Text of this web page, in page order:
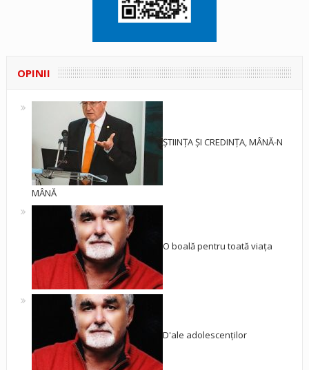
OPINII
ȘTIINȚA ȘI CREDINȚA, MÂNĂ-N
MÂNĂ
O boală pentru toată viața
D'ale adolescenților